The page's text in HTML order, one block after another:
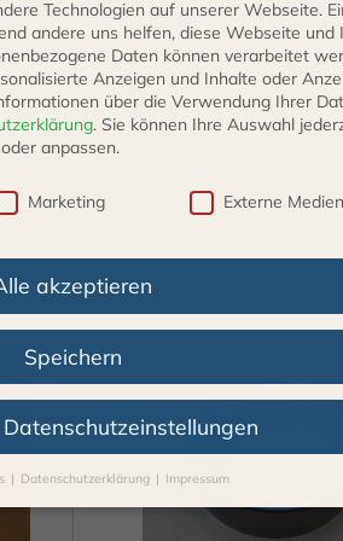
Technologien auf unserer Webseite.
andere uns helfen, diese Webseite und
Daten können verarbeitet
Anzeigen und Inhalte oder
über die Verwendung Ihrer
. Sie können Ihre Auswahl
anpassen.
Marketing Externe Medien
akzeptieren
Speichern
Datenschutzerklärung Impressum